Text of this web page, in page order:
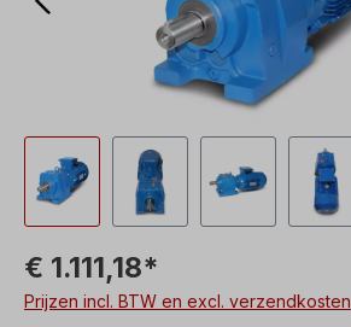
€ 1.111,18*
Prijzen incl. BTW en excl. verzendkosten